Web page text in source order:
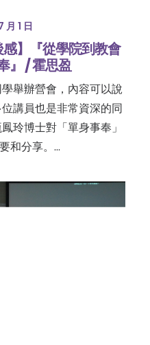
月 1 日
感】『從學院到教會
』 / 霍思盈
舉辦營會，內容可以說
講員也是非常資深的同
玲博士對「單身事奉」
和分享。…